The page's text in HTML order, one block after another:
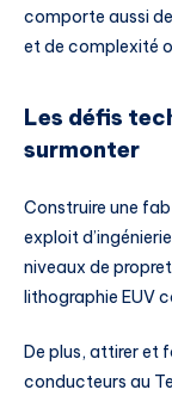
comporte aussi
et de complexité
Les défis
surmonter
Construire une
exploit
niveaux de
lithographie EUV
De plus, attirer et
conducteurs au